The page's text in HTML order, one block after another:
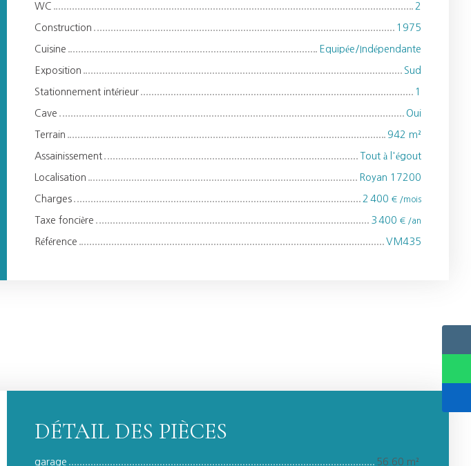
WC 2
Construction 1975
Cuisine Equipée/Indépendante
Exposition Sud
Stationnement intérieur 1
Cave Oui
Terrain 942 m²
Assainissement Tout à l'égout
Localisation Royan 17200
Charges 2 400 € /mois
Taxe foncière 3 400 € /an
Référence VM435
DÉTAIL DES PIÈCES
garage 56.60 m²